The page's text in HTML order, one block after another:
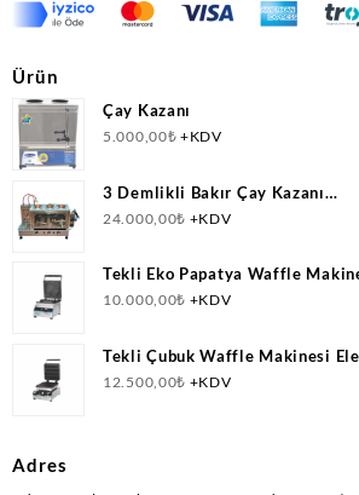
Ürün
Çay Kazanı
5.000,00₺ +KDV
3 Demlikli Bakır Çay Kazanı
Doğalgazlı(CNG)+Elektrikli Ce
24.000,00₺ +KDV
Tekli Eko Papatya Waffle
10.000,00₺ +KDV
Tekli Çubuk Waffle Makinesi
12.500,00₺ +KDV
Adres